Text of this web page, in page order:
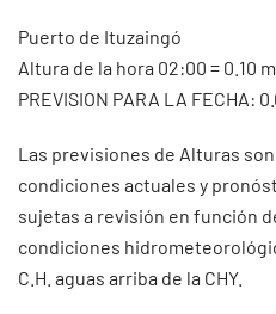
Puerto de Ituzaingó
Altura de la hora 02:00 = 0.10 m.
PREVISION PARA LA FECHA:
Las previsiones de Alturas
condiciones actuales y
sujetas a revisión en función
condiciones
C.H. aguas arriba de la CHY.